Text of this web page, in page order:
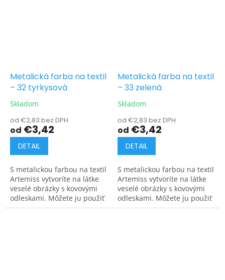
Metalická farba na textil
– 32 tyrkysová
Skladom
od €2,83 bez DPH
od €3,42
DETAIL
S metalickou farbou na textil
Artemiss vytvoríte na látke
veselé obrázky s kovovými
odleskami. Môžete ju použiť
na tmavé aj svetlé materiály.
Metalická farba na textil
– 33 zelená
Skladom
od €2,83 bez DPH
od €3,42
DETAIL
S metalickou farbou na textil
Artemiss vytvoríte na látke
veselé obrázky s kovovými
odleskami. Môžete ju použiť
na tmavé aj svetlé materiály.